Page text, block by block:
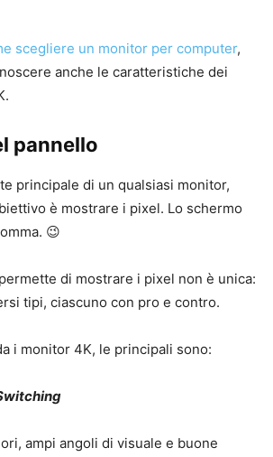
scegliere un monitor per computer,
anche le caratteristiche dei
pannello
principale di un qualsiasi monitor,
è mostrare i pixel. Lo schermo
😉
di mostrare i pixel non è unica:
tipi, ciascuno con pro e contro.
i monitor 4K, le principali sono:
ampi angoli di visuale e buone